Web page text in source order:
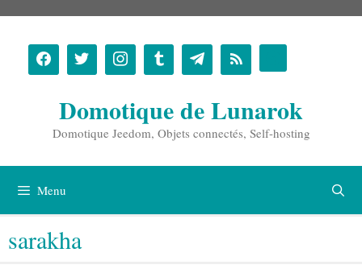
contenu
Domotique de Lunarok
Domotique Jeedom, Objets connectés, Self-hosting
Menu
sarakha